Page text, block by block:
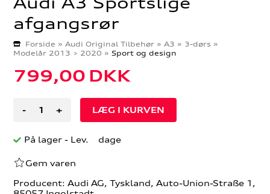
afgangsrør
Forside »Audi Original Tilbehør »A3 » 3-dørs »
Modelår 2013 > 2020 »Sport og design
799,00 DKK
- +
På lager- Lev. dage
Gem varen
Producent: Audi AG, Tyskland, Auto-Union-Straße 1,